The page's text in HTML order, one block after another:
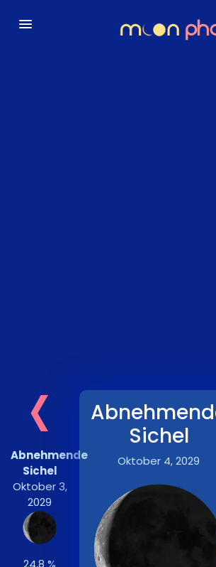
‹
Abnehmende
Sichel
Oktober 3,
2029
Sichel
Oktober 4, 2029